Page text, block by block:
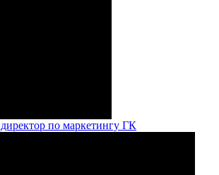
по маркетингу ГК